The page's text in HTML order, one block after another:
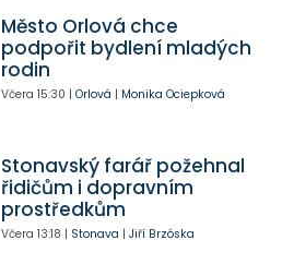
Město Orlová chce
podpořit bydlení mladých
rodin
Včera 15:30 | Orlová | Monika Ociepková
Stonavský farář požehnal
řidičům i dopravním
prostředkům
Včera 13:18 | Stonava | Jiří Brzóska